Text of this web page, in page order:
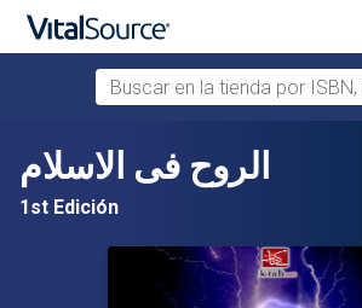
Saltar al contenido principal
Buscar en la tienda por ISBN,
الروح فى الاسلام
1st Edición